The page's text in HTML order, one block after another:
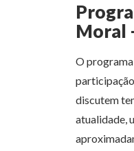
Moral
O
discutem
atualidade,